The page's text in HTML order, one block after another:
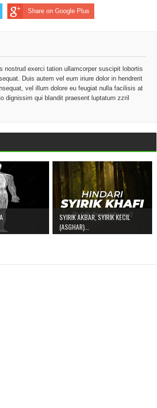
Share on Google Plus
nostrud exerci tation ullamcorper suscipit lobortis
Duis autem vel eum iriure dolor in hendrerit
vel illum dolore eu feugiat nulla facilisis at
dignissim qui blandit praesent luptatum zzril
SYIRIK AKBAR, SYIRIK KECIL
(ASGHAR)...